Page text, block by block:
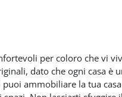
per coloro che vi
dato che ogni casa è
ammobiliare la tua